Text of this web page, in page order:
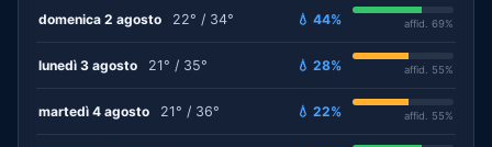
domenica 2 agosto 22° / 34° 💧 44% affid. 69%
lunedì 3 agosto 21° / 35° 💧 28% affid. 55%
martedì 4 agosto 21° / 36° 💧 22% affid. 55%